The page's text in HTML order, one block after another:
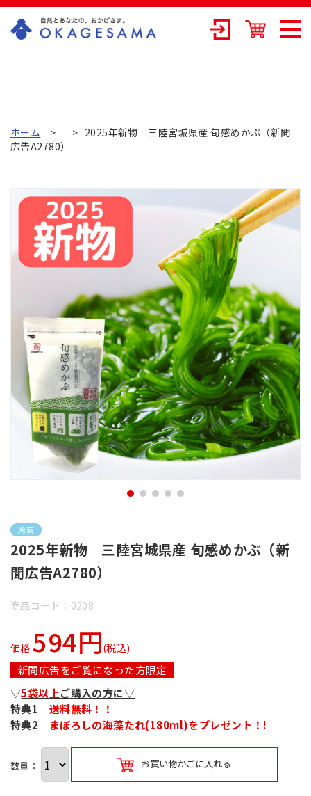
式会社の公式通
ホーム
2025年新物 三陸宮城県産 旬感めかぶ（新聞
広告A2780）
冷凍
2025年新物 三陸宮城県産 旬感めかぶ（新
聞広告A2780）
商品コード：0208
価格594円(税込)
新聞広告をご覧になった方限定
▽5袋以上ご購入の方に▽
特典1 送料無料！！
特典2
まぼろしの海藻たれ(180ml)をプレゼント！!
数量： お買い物かごに入れる